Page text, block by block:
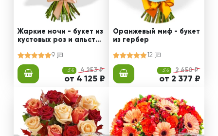
Жаркие ночи - букет из
кустовых роз и альстро
9
-3% 4 253 ₽
от 4 125 ₽
Оранжевый миф - букет
из гербер
12
-3% 2 450 ₽
от 2 377 ₽